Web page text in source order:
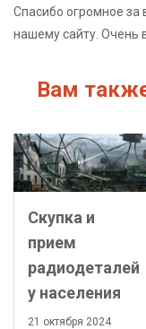
Спасибо огромное
нашему сайту. Очень
Вам
Скупка и
прием
радиодеталей
у населения
21 октября 2024